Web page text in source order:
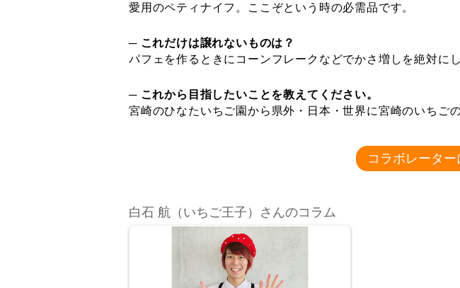
愛用のペティナイフ。ここぞという時の必需品です。
─ これだけは譲れないものは？
パフェを作るときにコーンフレークなどでかさ増しを絶対にし
─ これから目指したいことを教えてください。
宮崎のひなたいちご園から県外・日本・世界に宮崎のいちご
コラボレータ
白石 航（いちご王子）さんのコラム